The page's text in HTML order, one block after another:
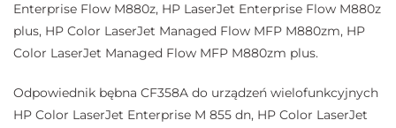
Enterprise Flow M880z, HP LaserJet Enterprise Flow M880z
plus, HP Color LaserJet Managed Flow MFP M880zm, HP
Color LaserJet Managed Flow MFP M880zm plus.
Odpowiednik bębna CF358A do urządzeń wielofunkcyjnych
HP Color LaserJet Enterprise M 855 dn, HP Color LaserJet